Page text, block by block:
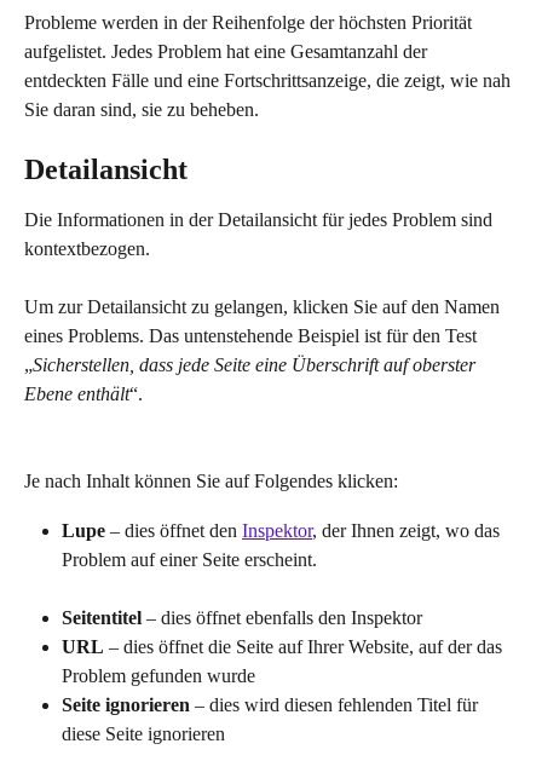
Probleme werden in der Reihenfolge der höchsten Priorität
aufgelistet. Jedes Problem hat eine Gesamtanzahl der
entdeckten Fälle und eine Fortschrittsanzeige, die zeigt, wie nah
Sie daran sind, sie zu beheben.
Detailansicht
Die Informationen in der Detailansicht für jedes Problem sind
kontextbezogen.
Um zur Detailansicht zu gelangen, klicken Sie auf den Namen
eines Problems. Das untenstehende Beispiel ist für den Test
„Sicherstellen, dass jede Seite eine Überschrift auf oberster
Ebene enthält“.
Je nach Inhalt können Sie auf Folgendes klicken:
Lupe – dies öffnet den Inspektor, der Ihnen zeigt, wo das
Problem auf einer Seite erscheint.
Seitentitel – dies öffnet ebenfalls den Inspektor
URL – dies öffnet die Seite auf Ihrer Website, auf der das
Problem gefunden wurde
Seite ignorieren – dies wird diesen fehlenden Titel für
diese Seite ignorieren